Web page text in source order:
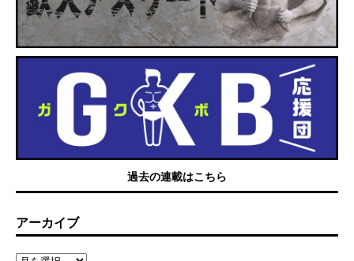
過去の連載はこちら
アーカイブ